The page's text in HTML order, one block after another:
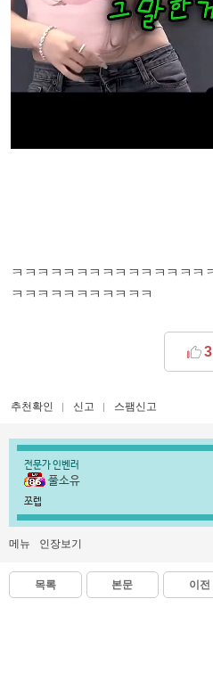
ㅋㅋㅋㅋㅋㅋㅋㅋㅋㅋㅋㅋㅋㅋㅋ
ㅋㅋㅋㅋㅋㅋㅋㅋㅋㅋㅋ
3
추천확인 신고 스팸신고
전문가 인벤러
풀소유
쪼렙
메뉴 인장보기
목록 본문 이전